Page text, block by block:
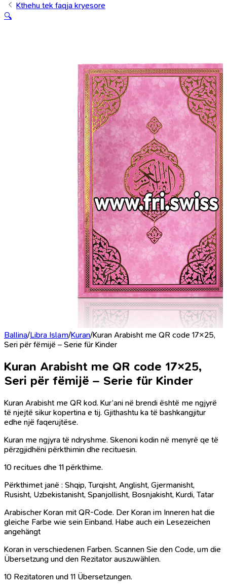
Kthehu tek faqja kryesore
🔍
Ballina/Libra Islam/Kuran/Kuran Arabisht me QR code 17×25,
Seri për fëmijë – Serie für Kinder
Kuran Arabisht me QR code 17×25,
Seri për fëmijë – Serie für Kinder
Kuran Arabisht me QR kod. Kur’ani në brendi është me ngjyrë
të njejtë sikur kopertina e tij. Gjithashtu ka të bashkangjitur
edhe një faqerujtëse.
Kuran me ngjyra të ndryshme. Skenoni kodin në menyrë qe të
përzgjidhëni përkthimin dhe recituesin.
10 recitues dhe 11 përkthime.
Përkthimet janë : Shqip, Turqisht, Anglisht, Gjermanisht,
Rusisht, Uzbekistanisht, Spanjollisht, Bosnjakisht, Kurdi, Tatar
Arabischer Koran mit QR-Code. Der Koran im Inneren hat die
gleiche Farbe wie sein Einband. Habe auch ein Lesezeichen
angehängt
Koran in verschiedenen Farben. Scannen Sie den Code, um die
Übersetzung und den Rezitator auszuwählen.
10 Rezitatoren und 11 Übersetzungen.